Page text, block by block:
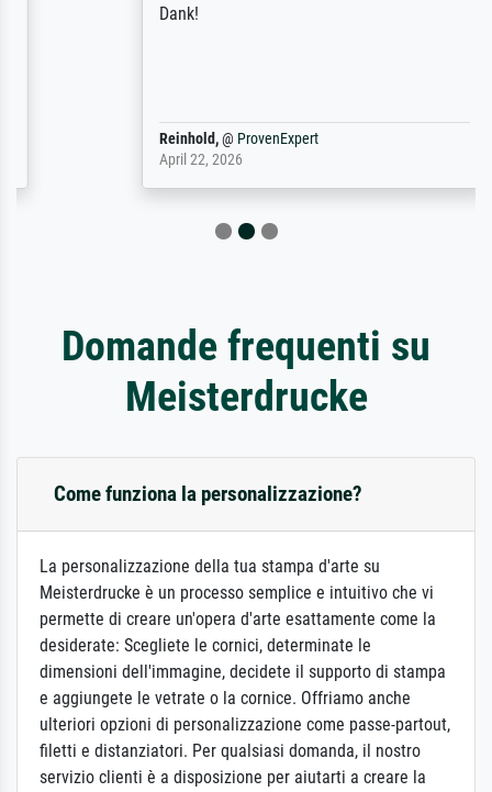
@ProvenExpert
April 22, 2026
Domande frequenti su
Meisterdrucke
Come funziona la personalizzazione?
La personalizzazione della tua stampa d'arte su
Meisterdrucke è un processo semplice e intuitivo che vi
permette di creare un'opera d'arte esattamente come la
desiderate: Scegliete le cornici, determinate le
dimensioni dell'immagine, decidete il supporto di stampa
e aggiungete le vetrate o la cornice. Offriamo anche
ulteriori opzioni di personalizzazione come passe-partout,
filetti e distanziatori. Per qualsiasi domanda, il nostro
servizio clienti è a disposizione per aiutarti a creare la